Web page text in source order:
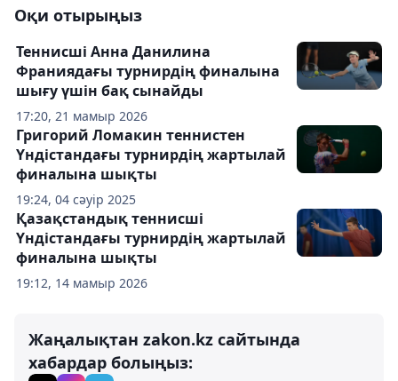
Оқи отырыңыз
17:20, 21 мамыр 2026
Теннисші Анна Данилина
Франиядағы турнирдің финалына
шығу үшін бақ сынайды
19:24, 04 сәуір 2025
Григорий Ломакин теннистен
Үндістандағы турнирдің жартылай
финалына шықты
19:12, 14 мамыр 2026
Қазақстандық теннисші
Үндістандағы турнирдің жартылай
финалына шықты
Жаңалықтан zakon.kz сайтында
хабардар болыңыз: